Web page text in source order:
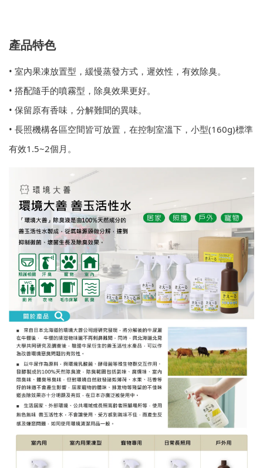
產品特色
• 室內果凍放置型，緩慢蒸發方式，遲效性，有效除臭。
• 搭配隨手的噴霧型，除臭效果更好。
• 保留原有香味，分解難聞的異味。
• 長照機構各區空間皆可放置，在控制室溫下，小型(160g)標準
有效1.5~2個月。